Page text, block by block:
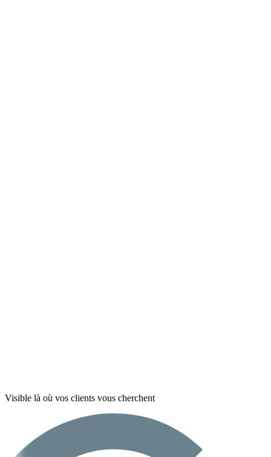
Visible là où vos clients vous cherchent